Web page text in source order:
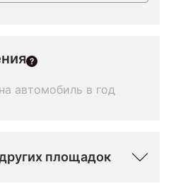
автомобиль в год
площадок